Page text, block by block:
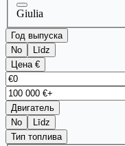
Giulia
Год выпуска
No
Līdz
Цена €
Двигатель
No
Līdz
Тип топлива